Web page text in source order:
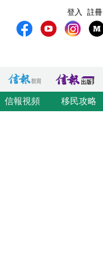
註冊
登入
信報視頻 移民攻略